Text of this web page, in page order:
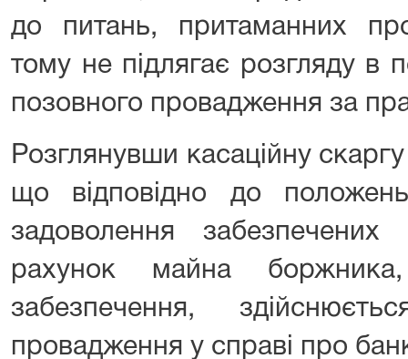
до питань, притаманних
тому не підлягає розгляду в
позовного провадження за
Розглянувши касаційну
що відповідно до
задоволення
рахунок майна
забезпечення,
провадження у справі про